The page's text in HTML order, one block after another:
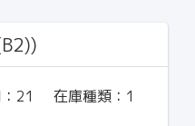
21 在庫種類： 1